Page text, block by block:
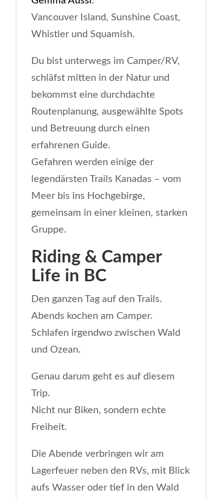
Vancouver Island, Sunshine Coast,
Whistler und Squamish.
Du bist unterwegs im Camper/RV,
schläfst mitten in der Natur und
bekommst eine durchdachte
Routenplanung, ausgewählte Spots
und Betreuung durch einen
erfahrenen Guide.
Gefahren werden einige der
legendärsten Trails Kanadas – vom
Meer bis ins Hochgebirge,
gemeinsam in einer kleinen, starken
Gruppe.
Riding & Camper
Life in BC
Den ganzen Tag auf den Trails.
Abends kochen am Camper.
Schlafen irgendwo zwischen Wald
und Ozean.
Genau darum geht es auf diesem
Trip.
Nicht nur Biken, sondern echte
Freiheit.
Die Abende verbringen wir am
Lagerfeuer neben den RVs, mit Blick
aufs Wasser oder tief in den Wald